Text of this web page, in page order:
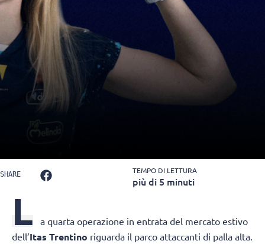
SHARE TEMPO DI LETTURA
più di 5 minuti
L
a quarta operazione in entrata del mercato estivo
dell’Itas Trentino riguarda il parco attaccanti di palla alta.